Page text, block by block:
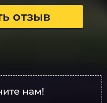
отзыв
нам!